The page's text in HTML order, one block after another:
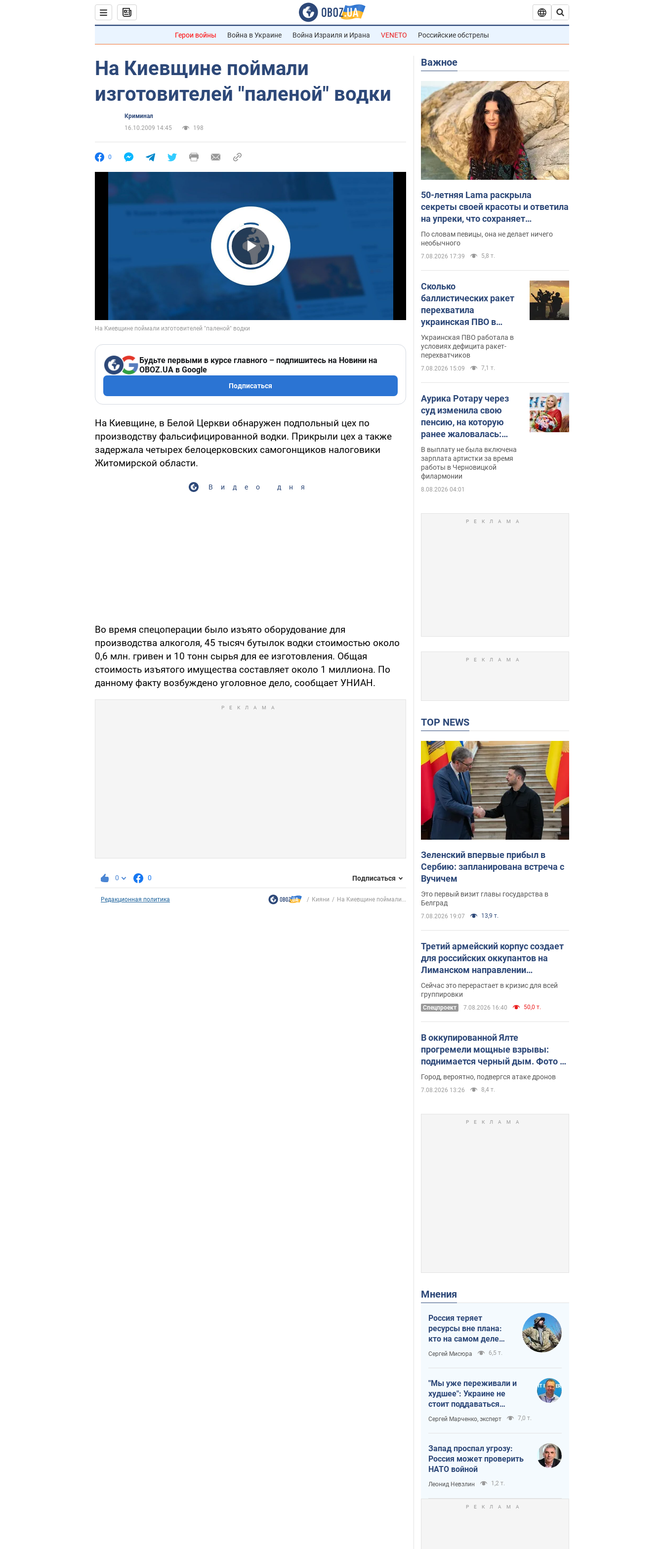
Герои войны Война в Украине Война Израиля и Ирана VENETO Российские обстрелы
На Киевщине поймали
изготовителей "паленой" водки
Криминал
16.10.2009 14:45
198
0
Play Video
Будьте первыми в курсе главного – подпишитесь на Новини на
OBOZ.UA в Google
Подписаться
На Киевщине, в Белой Церкви обнаружен подпольный цех по
производству фальсифицированной водки. Прикрыли цех а также
задержала четырех белоцерковских самогонщиков налоговики
Житомирской области.
Видео дня
Во время спецоперации было изъято оборудование для
производства алкоголя, 45 тысяч бутылок водки стоимостью около
0,6 млн. гривен и 10 тонн сырья для ее изготовления. Общая
стоимость изъятого имущества составляет около 1 миллиона. По
данному факту возбуждено уголовное дело, сообщает УНИАН.
0 0 Подписаться
Редакционная политика Кияни На Киевщине поймали...
Важное
50-летняя Lama раскрыла
секреты своей красоты и ответила
на упреки, что сохраняет
молодость, ведь у нее нет детей
По словам певицы, она не делает ничего
необычного
7.08.2026 17:39 5,8 т.
Сколько
баллистических ракет
перехватила
украинская ПВО в
июле: в Минобороны
назвали цифру
Украинская ПВО работала в
условиях дефицита ракет-
перехватчиков
7.08.2026 15:09 7,1 т.
Аурика Ротару через
суд изменила свою
пенсию, на которую
ранее жаловалась:
сколько получала
певица
В выплату не была включена
зарплата артистки за время
работы в Черновицкой
филармонии
8.08.2026 04:01
TOP NEWS
Зеленский впервые прибыл в
Сербию: запланирована встреча с
Вучичем
Это первый визит главы государства в
Белград
7.08.2026 19:07 13,9 т.
Третий армейский корпус создает
для российских оккупантов на
Лиманском направлении
критический дискомфорт: как это
удалось
Сейчас это перерастает в кризис для всей
группировки
Спецпроект 7.08.2026 16:40 50,0 т.
В оккупированной Ялте
прогремели мощные взрывы:
поднимается черный дым. Фото и
видео
Город, вероятно, подвергся атаке дронов
7.08.2026 13:26 8,4 т.
Мнения
Россия теряет
ресурсы вне плана:
кто на самом деле
диктует темп войны
Сергей Мисюра 6,5 т.
"Мы уже переживали и
худшее": Украине не
стоит поддаваться
отчаянию из-за
ракетного террора
Сергей Марченко, эксперт 7,0 т.
Запад проспал угрозу:
Россия может проверить
НАТО войной
Леонид Невзлин 1,2 т.